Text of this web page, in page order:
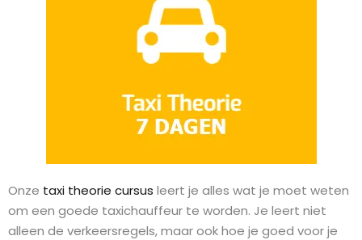
Onze taxi theorie cursus leert je alles wat je moet weten
om een goede taxichauffeur te worden. Je leert niet
alleen de verkeersregels, maar ook hoe je goed voor je